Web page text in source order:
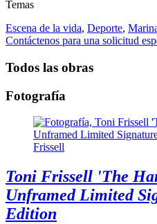
Temas
Escena de la vida, Deporte,
Contáctenos para una solicitud
Todos las obras
Fotografía
Toni Frissell 'The
Unframed Limited
Edition